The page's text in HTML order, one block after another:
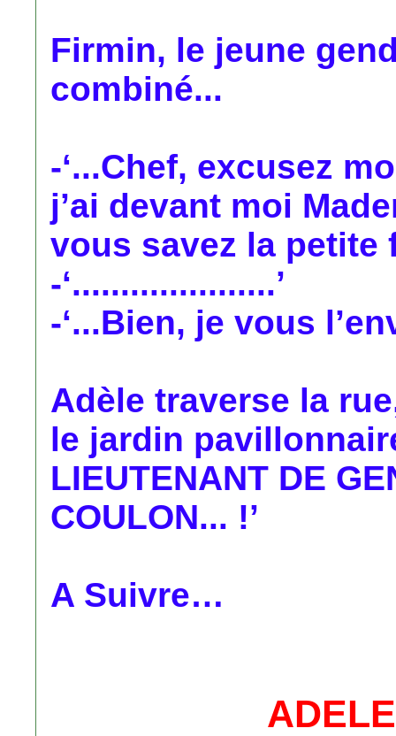
Firmin, le jeune
combiné...
-‘...Chef, excusez
j’ai devant moi
vous savez la petite
-‘.....................’
-‘...Bien, je vous
Adèle traverse la
le jardin
LIEUTENANT DE
COULON... !’
A Suivre…